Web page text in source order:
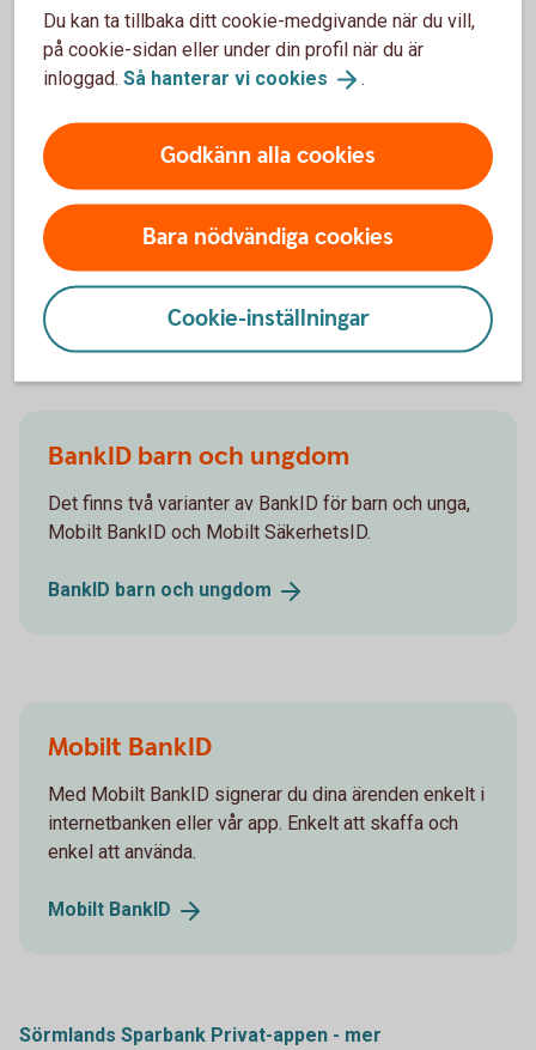
Spärra gammalt Mobilt BankID
Om du har blivit av med en enhet med Mobilt BankID
Om du byter enhet och har Mobilt BankID på din
gamla som du inte längre använder ska du också
spärra det.
Ring Spärrservice på 08-411 10 11
Spärrhjälp
BankID barn och ungdom
Det finns två varianter av BankID för barn och unga,
Mobilt BankID och Mobilt SäkerhetsID.
BankID barn och ungdom
Mobilt BankID
Med Mobilt BankID signerar du dina ärenden enkelt i
internetbanken eller vår app. Enkelt att skaffa och
enkel att använda.
Mobilt BankID
Sörmlands Sparbank Privat-appen - mer
Du kan ta tillbaka ditt cookie-medgivande när du vill,
på cookie-sidan eller under din profil när du är
inloggad. Så hanterar vi cookies .
Godkänn alla cookies
Bara nödvändiga cookies
Cookie-inställningar